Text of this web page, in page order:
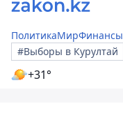
ПолитикаМирФинансы
#Выборы в Курултай
+31°